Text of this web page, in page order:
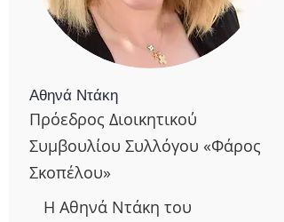
Αθηνά Ντάκη
Πρόεδρος Διοικητικού
Συμβουλίου Συλλόγου «Φάρος
Σκοπέλου»
Η Αθηνά Ντάκη του